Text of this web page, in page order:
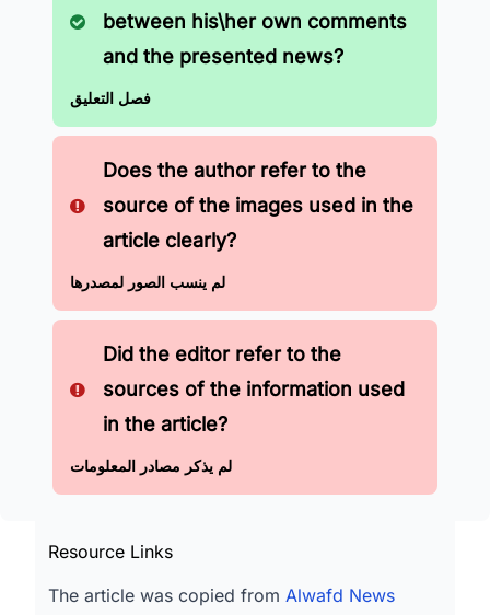
between his\her own comments
and the presented news?
فصل التعليق
Does the author refer to the
source of the images used in the
article clearly?
لم ينسب الصور لمصدرها
Did the editor refer to the
sources of the information used
in the article?
لم يذكر مصادر المعلومات
Resource Links
The article was copied from Alwafd News